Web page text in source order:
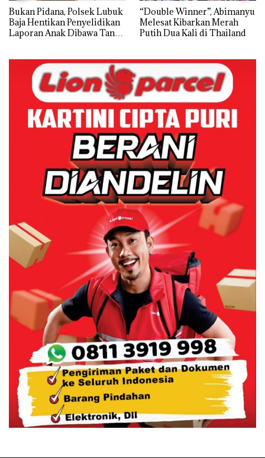
Bukan Pidana, Polsek Lubuk
Baja Hentikan Penyelidikan
Laporan Anak Dibawa Tanpa
“Double Winner”, Abimanyu
Melesat Kibarkan Merah
Putih Dua Kali di Thailand